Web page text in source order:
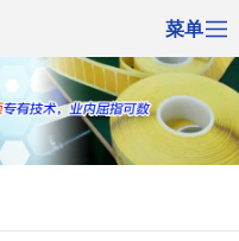
菜单